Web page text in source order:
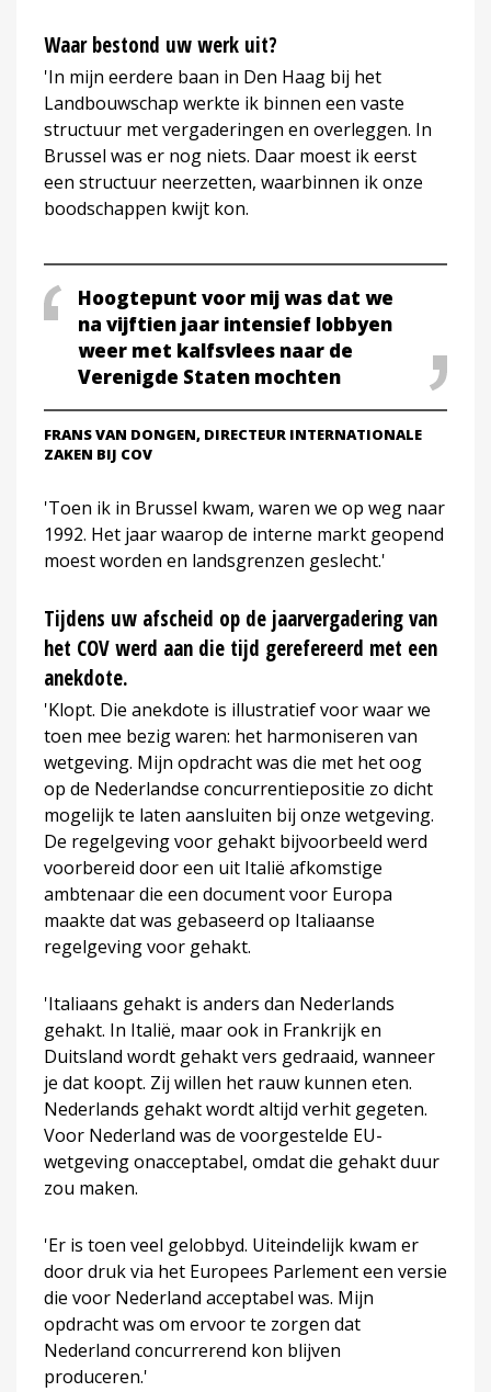
Waar bestond uw werk uit?
'In mijn eerdere baan in Den Haag bij het
Landbouwschap werkte ik binnen een vaste
structuur met vergaderingen en overleggen. In
Brussel was er nog niets. Daar moest ik eerst
een structuur neerzetten, waarbinnen ik onze
boodschappen kwijt kon.
Hoogtepunt voor mij was dat we
na vijftien jaar intensief lobbyen
weer met kalfsvlees naar de
Verenigde Staten mochten
FRANS VAN DONGEN, DIRECTEUR INTERNATIONALE
ZAKEN BIJ COV
'Toen ik in Brussel kwam, waren we op weg naar
1992. Het jaar waarop de interne markt geopend
moest worden en landsgrenzen geslecht.'
Tijdens uw afscheid op de jaarvergadering van
het COV werd aan die tijd gerefereerd met een
anekdote.
'Klopt. Die anekdote is illustratief voor waar we
toen mee bezig waren: het harmoniseren van
wetgeving. Mijn opdracht was die met het oog
op de Nederlandse concurrentiepositie zo dicht
mogelijk te laten aansluiten bij onze wetgeving.
De regelgeving voor gehakt bijvoorbeeld werd
voorbereid door een uit Italië afkomstige
ambtenaar die een document voor Europa
maakte dat was gebaseerd op Italiaanse
regelgeving voor gehakt.
'Italiaans gehakt is anders dan Nederlands
gehakt. In Italië, maar ook in Frankrijk en
Duitsland wordt gehakt vers gedraaid, wanneer
je dat koopt. Zij willen het rauw kunnen eten.
Nederlands gehakt wordt altijd verhit gegeten.
Voor Nederland was de voorgestelde EU-
wetgeving onacceptabel, omdat die gehakt duur
zou maken.
'Er is toen veel gelobbyd. Uiteindelijk kwam er
door druk via het Europees Parlement een versie
die voor Nederland acceptabel was. Mijn
opdracht was om ervoor te zorgen dat
Nederland concurrerend kon blijven
produceren.'